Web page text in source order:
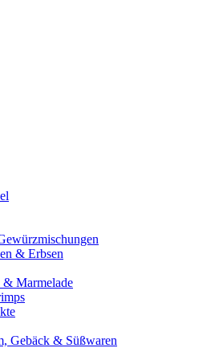
& Erbsen
Marmelade
Gebäck & Süßwaren